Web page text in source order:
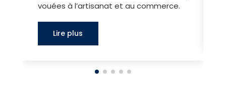
vouées à l’artisanat et au commerce.
Lire plus